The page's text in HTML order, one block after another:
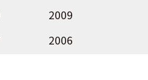
2009
2006